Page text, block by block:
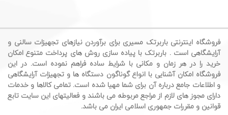
فروشگاه اینترنتی باربرتک مسیری برای برآوردن نیازهای تجهیزات سالنی و
آرایشگاهی است . باربرتک با پیاده سازی روش های پرداخت متنوع امکان
خرید را در هر زمان و مکانی با شرایط ساده فراهم نموده است. در این
فروشگاه امکان آشنایی با انواع گوناگون دستگاه ها و تجهیزات آرایشگاهی
و اطلاعات جامع درباره آن برای شما مهیا شده است. تمامی کالاها و خدمات
دارای مجوز های لازم از مراجع مربوطه می باشند و فعالیتهای این سایت تابع
قوانین و مقررات جمهوری اسلامی ایران می باشد.